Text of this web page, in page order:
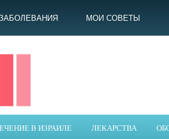
МОИ СОВЕТЫ
В ИЗРАИЛЕ ЛЕКАРСТВА